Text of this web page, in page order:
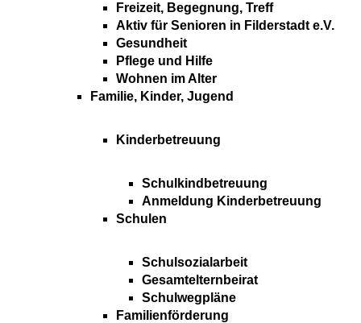
Freizeit, Begegnung, Treff
Aktiv für Senioren in Filderstadt e.V.
Gesundheit
Pflege und Hilfe
Wohnen im Alter
Familie, Kinder, Jugend
Kinderbetreuung
Schulkindbetreuung
Anmeldung Kinderbetreuung
Schulen
Schulsozialarbeit
Gesamtelternbeirat
Schulwegpläne
Familienförderung